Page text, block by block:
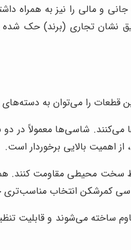
و مالی را نیز به همراه
نشان تجاری (برند) حک
قطعات را می‌توان به دسته‌های
شاسی‌ها معمولاً در
اهمیت بالایی برخوردار است.
سخت محیطی مقاومت
شاسی کمرشکن انتخاب
می‌شوند و قابلیت تنظیم